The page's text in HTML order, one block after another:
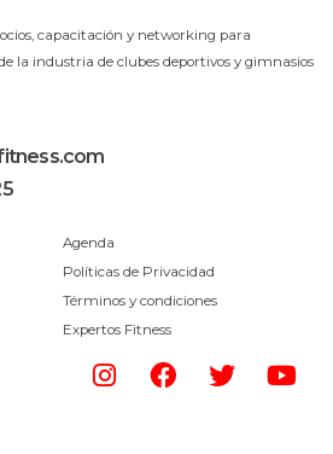
capacitación y networking para
la industria de clubes deportivos y gimnasios
Agenda
Políticas de Privacidad
Términos y condiciones
Expertos Fitness